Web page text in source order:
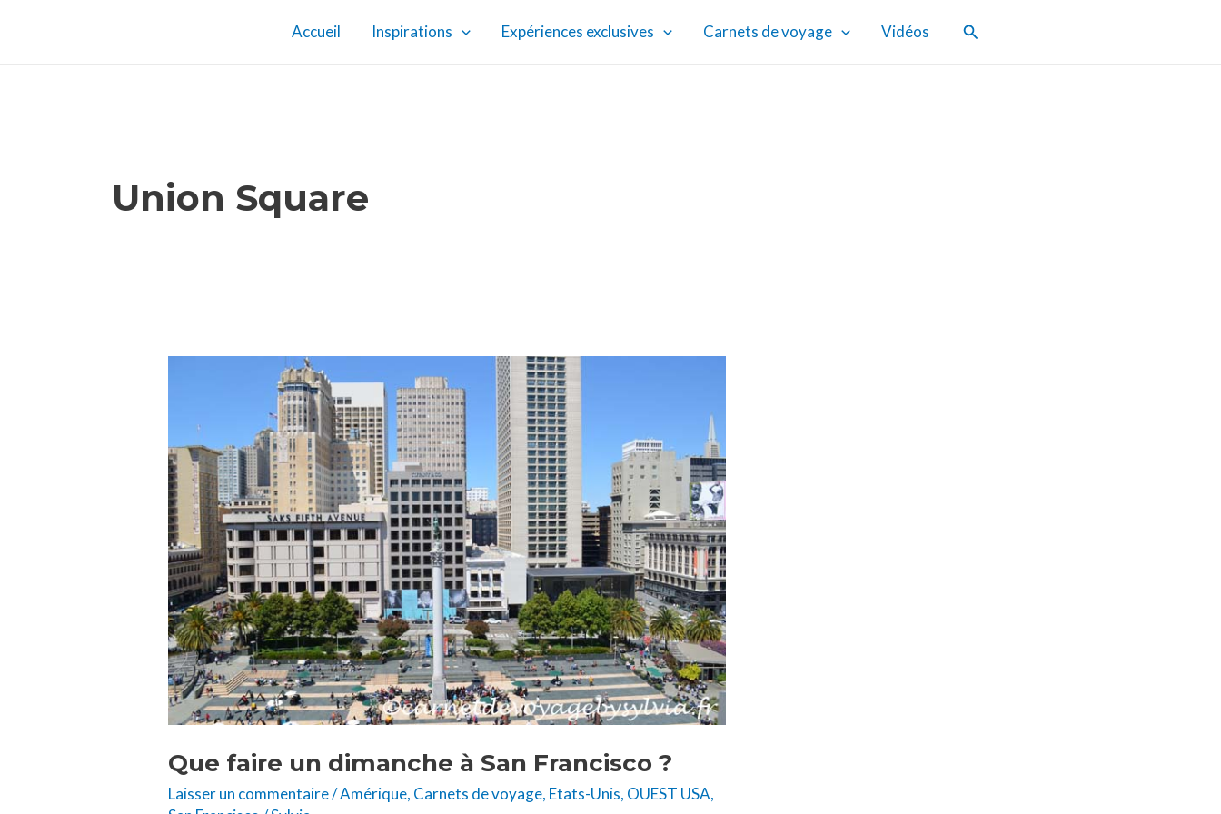
Accueil Inspirations Expériences exclusives Carnets de voyage Vidéos Rechercher
Union Square
Que faire un dimanche à San Francisco ?
Laisser un commentaire/Amérique, Carnets de voyage, Etats-Unis, OUEST USA,
dimanche
à
San
Francisco
?